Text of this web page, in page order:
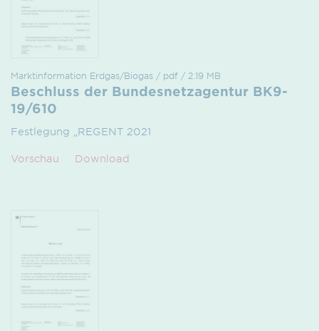
Marktinformation Erdgas/Biogas / pdf / 2.19 MB
Beschluss der Bundesnetzagentur BK9-
19/610
Festlegung „REGENT 2021
Vorschau Download